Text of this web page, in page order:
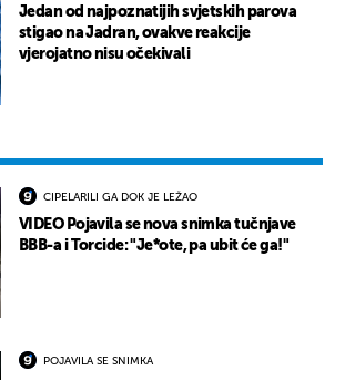
Jedan od najpoznatijih svjetskih parova
stigao na Jadran, ovakve reakcije
vjerojatno nisu očekivali
CIPELARILI GA DOK JE LEŽAO
VIDEO Pojavila se nova snimka tučnjave
BBB-a i Torcide: "Je*ote, pa ubit će ga!"
POJAVILA SE SNIMKA